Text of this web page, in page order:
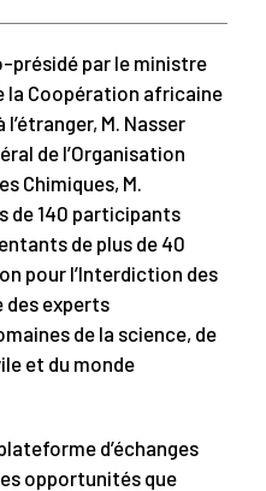
présidé par le ministre
la Coopération africaine
M. Nasser
de l’Organisation
Chimiques, M.
de 140 participants
de plus de 40
pour l’Interdiction des
des experts
de la science, de
et du monde
d’échanges
opportunités que